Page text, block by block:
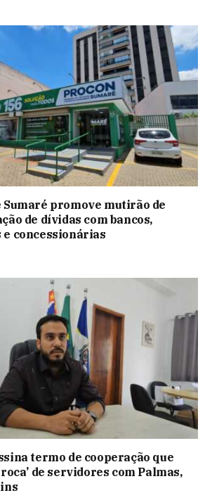
Sumaré promove mutirão de
de dívidas com bancos,
e concessionárias
termo de cooperação que
de servidores com Palmas,